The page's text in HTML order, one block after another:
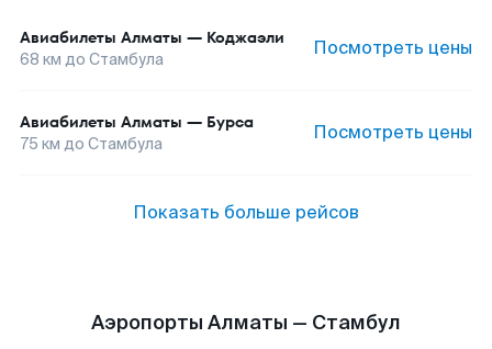
Авиабилеты Алматы — Коджаэли
68 км до Стамбула Посмотреть цены
Авиабилеты Алматы — Бурса
75 км до Стамбула Посмотреть цены
Показать больше рейсов
Аэропорты Алматы — Стамбул